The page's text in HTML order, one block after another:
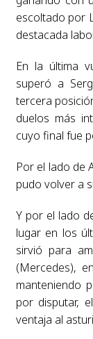
escoltado por
destacada
En la última
superó a
tercera
duelos más
cuyo final fue
Por el lado de
pudo volver a
Y por el lado
lugar en los
sirvió para
(Mercedes),
manteniendo
por disputar,
ventaja al